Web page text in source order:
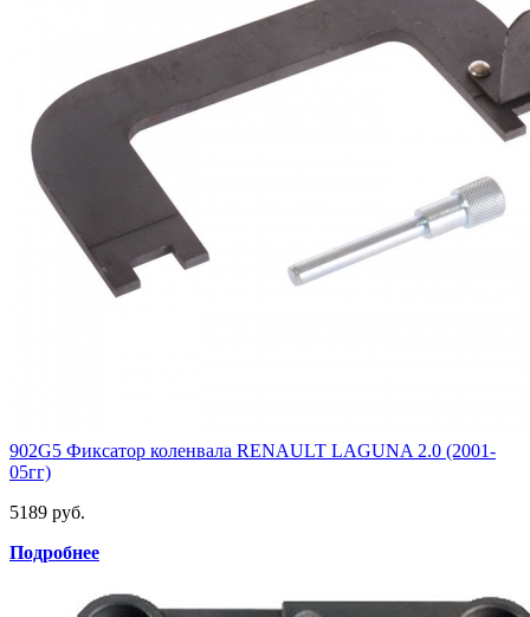
902G5 Фиксатор коленвала RENAULT LAGUNA 2.0 (2001-
05гг)
5189 руб.
Подробнее